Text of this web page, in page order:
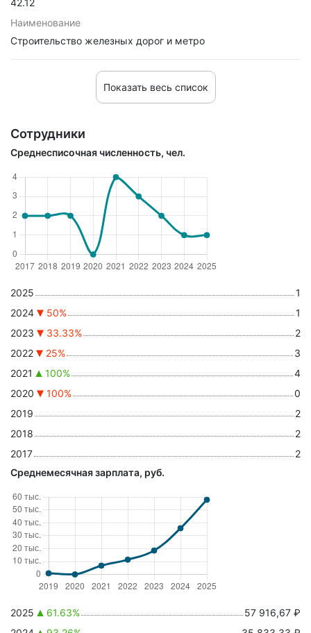
42.12
Наименование
Строительство железных дорог и метро
Показать весь список
Сотрудники
Среднесписочная численность, чел.
2025
1
2024
50%
1
2023
33.33%
2
2022
25%
3
2021
100%
4
2020
100%
0
2019
2
2018
2
2017
2
Среднемесячная зарплата, руб.
2025 61.63%
57 916,67 ₽